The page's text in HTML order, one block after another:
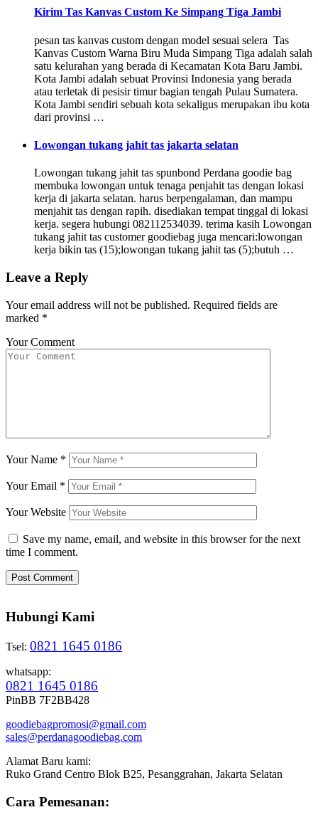
Kirim Tas Kanvas Custom Ke Simpang Tiga Jambi
pesan tas kanvas custom dengan model sesuai selera Tas
Kanvas Custom Warna Biru Muda Simpang Tiga adalah salah
satu kelurahan yang berada di Kecamatan Kota Baru Jambi.
Kota Jambi adalah sebuat Provinsi Indonesia yang berada
atau terletak di pesisir timur bagian tengah Pulau Sumatera.
Kota Jambi sendiri sebuah kota sekaligus merupakan ibu kota
dari provinsi …
Lowongan tukang jahit tas jakarta selatan
Lowongan tukang jahit tas spunbond Perdana goodie bag
membuka lowongan untuk tenaga penjahit tas dengan lokasi
kerja di jakarta selatan. harus berpengalaman, dan mampu
menjahit tas dengan rapih. disediakan tempat tinggal di lokasi
kerja. segera hubungi 082112534039. terima kasih Lowongan
tukang jahit tas customer goodiebag juga mencari:lowongan
kerja bikin tas (15);lowongan tukang jahit tas (5);butuh …
Leave a Reply
Your email address will not be published. Required fields are
marked *
Your Comment
Your Name *
Your Email *
Your Website
Save my name, email, and website in this browser for the next
time I comment.
Hubungi Kami
Tsel: 0821 1645 0186
whatsapp:
0821 1645 0186
PinBB 7F2BB428
goodiebagpromosi@gmail.com
sales@perdanagoodiebag.com
Alamat Baru kami:
Ruko Grand Centro Blok B25, Pesanggrahan, Jakarta Selatan
Cara Pemesanan: